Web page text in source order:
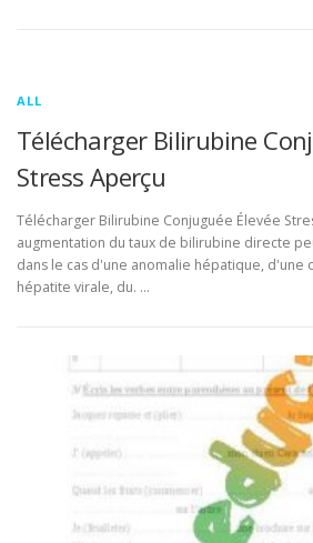
ALL
Télécharger Bilirubine
Stress Aperçu
Télécharger Bilirubine Conjuguée Élevée
augmentation du taux de bilirubine directe
dans le cas d'une anomalie hépatique, d'une
hépatite virale, du. …